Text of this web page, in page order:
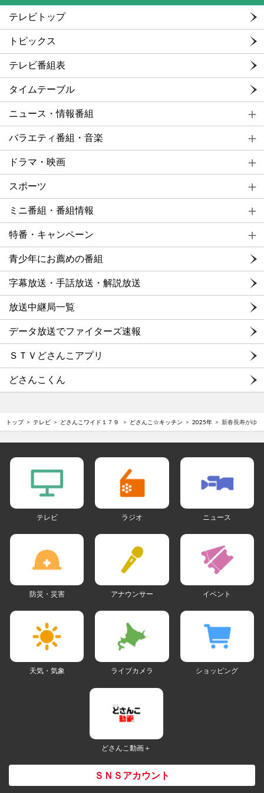
テレビトップ
トピックス
テレビ番組表
タイムテーブル
ニュース・情報番組
バラエティ番組・音楽
ドラマ・映画
スポーツ
ミニ番組・番組情報
特番・キャンペーン
青少年にお薦めの番組
字幕放送・手話放送・解説放送
放送中継局一覧
データ放送でファイターズ速報
ＳＴＶどさんこアプリ
どさんこくん
トップ テレビ どさんこワイド１７９ どさんこ☆キッチン 2025年 新春長寿がゆ
テレビ ラジオ ニュース
防災・災害 アナウンサー イベント
天気・気象 ライブカメラ ショッピング
どさんこ動画＋
ＳＮＳアカウント